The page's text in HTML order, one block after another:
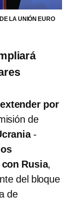
LA UNIÓN EURO
por
de
-
Rusia,
del bloque
de